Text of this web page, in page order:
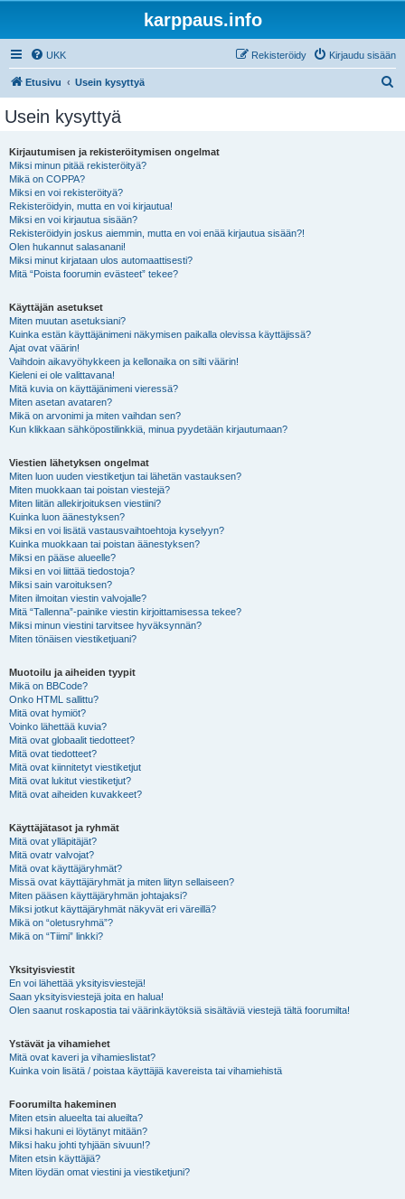
karppaus.info
UKK Kirjaudu sisään
Rekisteröidy
Etusivu Usein kysyttyä
Usein kysyttyä
Kirjautumisen ja rekisteröitymisen ongelmat
Miksi minun pitää rekisteröityä?
Mikä on COPPA?
Miksi en voi rekisteröityä?
Rekisteröidyin, mutta en voi kirjautua!
Miksi en voi kirjautua sisään?
Rekisteröidyin joskus aiemmin, mutta en voi enää kirjautua sisään?!
Olen hukannut salasanani!
Miksi minut kirjataan ulos automaattisesti?
Mitä “Poista foorumin evästeet” tekee?
Käyttäjän asetukset
Miten muutan asetuksiani?
Kuinka estän käyttäjänimeni näkymisen paikalla olevissa käyttäjissä?
Ajat ovat väärin!
Vaihdoin aikavyöhykkeen ja kellonaika on silti väärin!
Kieleni ei ole valittavana!
Mitä kuvia on käyttäjänimeni vieressä?
Miten asetan avataren?
Mikä on arvonimi ja miten vaihdan sen?
Kun klikkaan sähköpostilinkkiä, minua pyydetään kirjautumaan?
Viestien lähetyksen ongelmat
Miten luon uuden viestiketjun tai lähetän vastauksen?
Miten muokkaan tai poistan viestejä?
Miten liitän allekirjoituksen viestiini?
Kuinka luon äänestyksen?
Miksi en voi lisätä vastausvaihtoehtoja kyselyyn?
Kuinka muokkaan tai poistan äänestyksen?
Miksi en pääse alueelle?
Miksi en voi liittää tiedostoja?
Miksi sain varoituksen?
Miten ilmoitan viestin valvojalle?
Mitä “Tallenna”-painike viestin kirjoittamisessa tekee?
Miksi minun viestini tarvitsee hyväksynnän?
Miten tönäisen viestiketjuani?
Muotoilu ja aiheiden tyypit
Mikä on BBCode?
Onko HTML sallittu?
Mitä ovat hymiöt?
Voinko lähettää kuvia?
Mitä ovat globaalit tiedotteet?
Mitä ovat tiedotteet?
Mitä ovat kiinnitetyt viestiketjut
Mitä ovat lukitut viestiketjut?
Mitä ovat aiheiden kuvakkeet?
Käyttäjätasot ja ryhmät
Mitä ovat ylläpitäjät?
Mitä ovatr valvojat?
Mitä ovat käyttäjäryhmät?
Missä ovat käyttäjäryhmät ja miten liityn sellaiseen?
Miten pääsen käyttäjäryhmän johtajaksi?
Miksi jotkut käyttäjäryhmät näkyvät eri väreillä?
Mikä on “oletusryhmä”?
Mikä on “Tiimi” linkki?
Yksityisviestit
En voi lähettää yksityisviestejä!
Saan yksityisviestejä joita en halua!
Olen saanut roskapostia tai väärinkäytöksiä sisältäviä viestejä tältä foorumilta!
Ystävät ja vihamiehet
Mitä ovat kaveri ja vihamieslistat?
Kuinka voin lisätä / poistaa käyttäjiä kavereista tai vihamiehistä
Foorumilta hakeminen
Miten etsin alueelta tai alueilta?
Miksi hakuni ei löytänyt mitään?
Miksi haku johti tyhjään sivuun!?
Miten etsin käyttäjiä?
Miten löydän omat viestini ja viestiketjuni?